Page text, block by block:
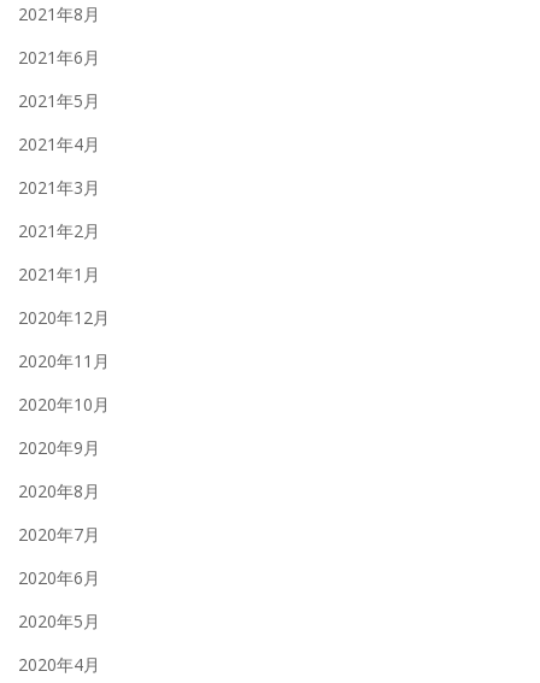
2021年8月
2021年6月
2021年5月
2021年4月
2021年3月
2021年2月
2021年1月
2020年12月
2020年11月
2020年10月
2020年9月
2020年8月
2020年7月
2020年6月
2020年5月
2020年4月